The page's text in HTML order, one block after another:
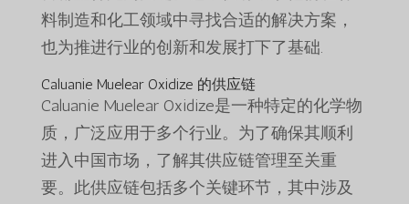
料制造和化工领域中寻找合适的解决方案，
也为推进行业的创新和发展打下了基础.
Caluanie Muelear Oxidize 的供应链
Caluanie Muelear Oxidize是一种特定的化学物
质，广泛应用于多个行业。为了确保其顺利
进入中国市场，了解其供应链管理至关重
要。此供应链包括多个关键环节，其中涉及